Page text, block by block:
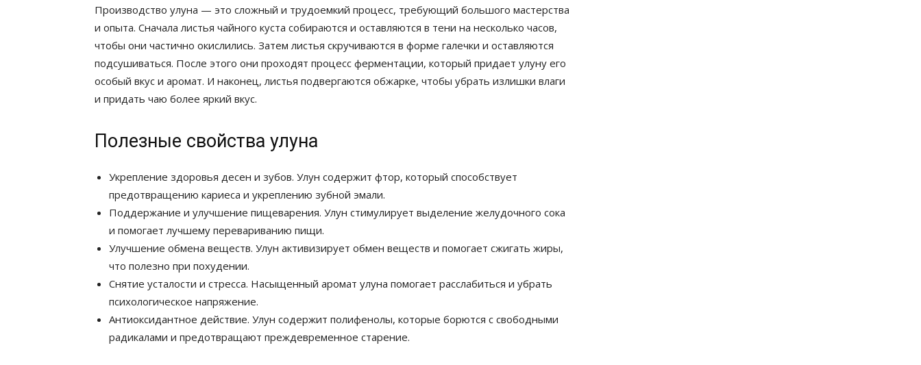
Производство улуна — это сложный и трудоемкий процесс, требующий большого мастерства
и опыта. Сначала листья чайного куста собираются и оставляются в тени на несколько часов,
чтобы они частично окислились. Затем листья скручиваются в форме галечки и оставляются
подсушиваться. После этого они проходят процесс ферментации, который придает улуну его
особый вкус и аромат. И наконец, листья подвергаются обжарке, чтобы убрать излишки влаги
и придать чаю более яркий вкус.
Полезные свойства улуна
Укрепление здоровья десен и зубов. Улун содержит фтор, который способствует
предотвращению кариеса и укреплению зубной эмали.
Поддержание и улучшение пищеварения. Улун стимулирует выделение желудочного сока
и помогает лучшему перевариванию пищи.
Улучшение обмена веществ. Улун активизирует обмен веществ и помогает сжигать жиры,
что полезно при похудении.
Снятие усталости и стресса. Насыщенный аромат улуна помогает расслабиться и убрать
психологическое напряжение.
Антиоксидантное действие. Улун содержит полифенолы, которые борются с свободными
радикалами и предотвращают преждевременное старение.